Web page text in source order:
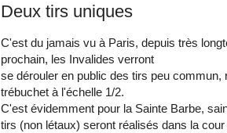
Deux tirs uniques
C'est du jamais vu à Paris, depuis très
prochain, les Invalides verront
se dérouler en public des tirs peu commun,
trébuchet à l'échelle 1/2.
C'est évidemment pour la Sainte Barbe,
tirs (non létaux) seront réalisés dans la cour